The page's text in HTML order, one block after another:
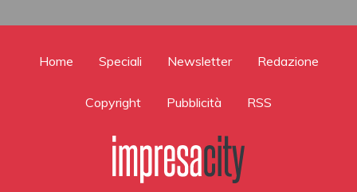
Home Speciali Newsletter Redazione
Copyright Pubblicità RSS